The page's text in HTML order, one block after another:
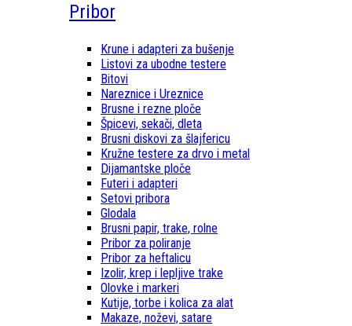
Pribor
Krune i adapteri za bušenje
Listovi za ubodne testere
Bitovi
Nareznice i Ureznice
Brusne i rezne ploče
Špicevi, sekači, dleta
Brusni diskovi za šlajfericu
Kružne testere za drvo i metal
Dijamantske ploče
Futeri i adapteri
Setovi pribora
Glodala
Brusni papir, trake, rolne
Pribor za poliranje
Pribor za heftalicu
Izolir, krep i lepljive trake
Olovke i markeri
Kutije, torbe i kolica za alat
Makaze, noževi, satare